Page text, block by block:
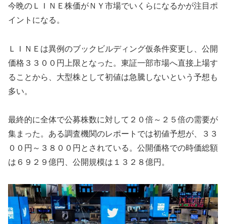
今晩のＬＩＮＥ株価がＮＹ市場でいくらになるかが注目ポ
イントになる。
ＬＩＮＥは異例のブックビルディング仮条件変更し、公開
価格３３００円上限となった。東証一部市場へ直接上場す
ることから、大型株として初値は急騰しないという予想も
多い。
最終的に全体で公募株数に対して２０倍～２５倍の需要が
集まった。ある調査機関のレポートでは初値予想が、３３
００円～３８００円とされている。公開価格での時価総額
は６９２９億円、公開規模は１３２８億円。